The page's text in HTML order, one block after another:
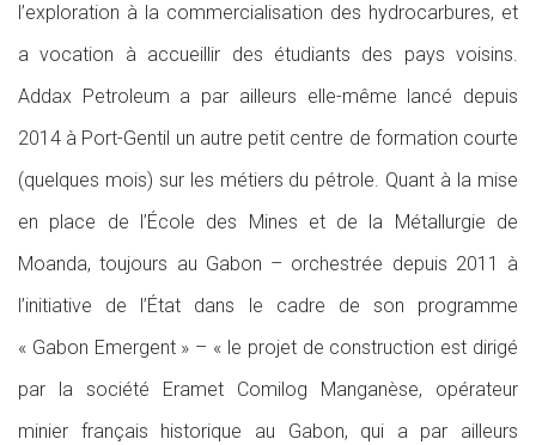
l’exploration à la commercialisation des hydrocarbures, et
a vocation à accueillir des étudiants des pays voisins.
Addax Petroleum a par ailleurs elle-même lancé depuis
2014 à Port-Gentil un autre petit centre de formation courte
(quelques mois) sur les métiers du pétrole. Quant à la mise
en place de l’École des Mines et de la Métallurgie de
Moanda, toujours au Gabon – orchestrée depuis 2011 à
l’initiative de l’État dans le cadre de son programme
« Gabon Emergent » – « le projet de construction est dirigé
par la société Eramet Comilog Manganèse, opérateur
minier français historique au Gabon, qui a par ailleurs